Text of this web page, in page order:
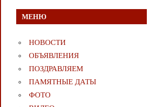
МЕНЮ
НОВОСТИ
ОБЪЯВЛЕНИЯ
ПОЗДРАВЛЯЕМ
ПАМЯТНЫЕ ДАТЫ
ФОТО